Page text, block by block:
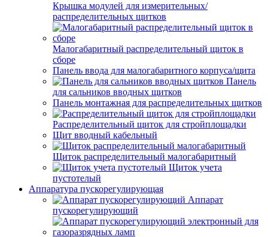
Крышка модулей для измерительных/
распределительных щитков
Малогабаритный распределительный щиток в
сборе
Панель ввода для малогабаритного корпуса/щита
Панель
для сальников вводных щитков
Панель монтажная для распределительных щитков
Распределительный щиток для стройплощадки
Щит вводный кабельный
Щиток распределительный малогабаритный
Щиток учета
пустотелый
Аппаратура пускорегулирующая
Аппарат
пускорегулирующий